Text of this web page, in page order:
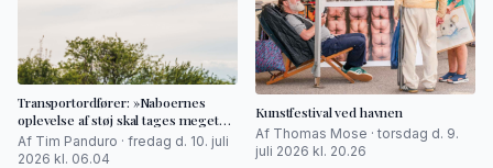
Transportordfører: »Naboernes
oplevelse af støj skal tages meget
alvorligt«
Af Tim Panduro · fredag d. 10. juli
2026 kl. 06.04
Kunstfestival ved havnen
Af Thomas Mose · torsdag d. 9.
juli 2026 kl. 20.26